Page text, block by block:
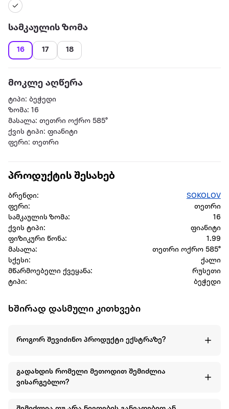
სამკაულის ზომა
16 17 18
მოკლე აღწერა
ტიპი: ბეჭედი
ზომა: 16
მასალა: თეთრი ოქრო 585°
ქვის ტიპი: ფიანიტი
ფერი: თეთრი
პროდუქტის შესახებ
ბრენდი:
SOKOLOV
ფერი:
თეთრი
სამკაულის ზომა:
16
ქვის ტიპი:
ფიანიტი
ფიზიკური წონა:
1.99
მასალა:
თეთრი ოქრო 585°
სქესი:
ქალი
მწარმოებელი ქვეყანა:
რუსეთი
ტიპი:
ბეჭედი
ხშირად დასმული კითხვები
როგორ შევიძინო პროდუქტი ექსტრაზე?
გადახდის რომელი მეთოდით შემიძლია
ვისარგებლო?